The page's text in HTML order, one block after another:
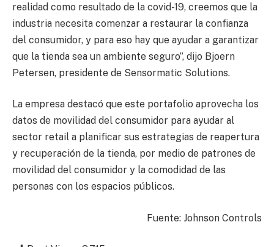
realidad como resultado de la covid-19, creemos que la
industria necesita comenzar a restaurar la confianza
del consumidor, y para eso hay que ayudar a garantizar
que la tienda sea un ambiente seguro”, dijo Bjoern
Petersen, presidente de Sensormatic Solutions.
La empresa destacó que este portafolio aprovecha los
datos de movilidad del consumidor para ayudar al
sector retail a planificar sus estrategias de reapertura
y recuperación de la tienda, por medio de patrones de
movilidad del consumidor y la comodidad de las
personas con los espacios públicos.
Fuente: Johnson Controls